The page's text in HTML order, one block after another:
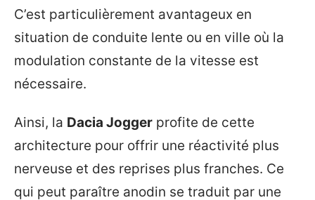
C’est particulièrement avantageux en
situation de conduite lente ou en ville où la
modulation constante de la vitesse est
nécessaire.
Ainsi, la Dacia Jogger profite de cette
architecture pour offrir une réactivité plus
nerveuse et des reprises plus franches. Ce
qui peut paraître anodin se traduit par une